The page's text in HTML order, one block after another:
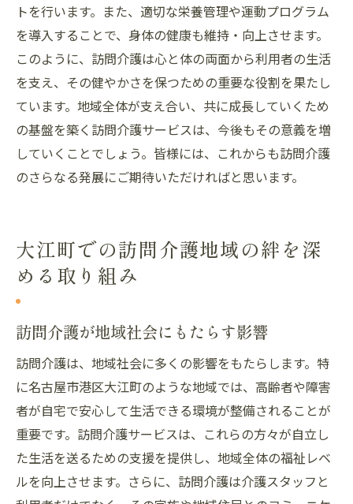
トを行います。また、適切な栄養管理や運動プログラム
を導入することで、身体の健康も維持・向上させます。
このように、訪問介護は心と体の両面から利用者の生活
を支え、その健やかさを保つための重要な役割を果たし
ています。地域全体が支え合い、共に成長していくため
の基盤を築く訪問介護サービスは、今後もその意義を増
していくことでしょう。皆様には、これからも訪問介護
のさらなる発展にご期待いただければと思います。
大江町での訪問介護地域の絆を深
める取り組み
訪問介護が地域社会にもたらす影響
訪問介護は、地域社会に多くの影響をもたらします。特
に名古屋市港区大江町のような地域では、高齢者や障害
者が自宅で安心して生活できる環境が整備されることが
重要です。訪問介護サービスは、これらの方々が自立し
た生活を送るための支援を提供し、地域全体の福祉レベ
ルを向上させます。さらに、訪問介護は介護スタッフと